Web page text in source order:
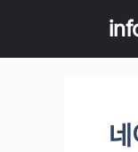
content